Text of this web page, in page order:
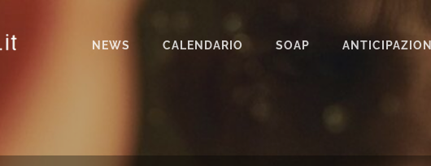
NEWS CALENDARIO SOAP ANTICIPAZIONI